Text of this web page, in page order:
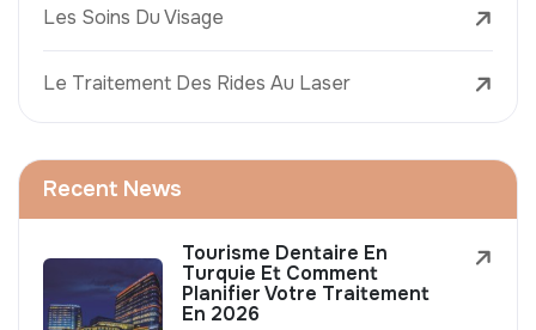
Les Soins Du Visage
Le Traitement Des Rides Au Laser
Recent News
Tourisme Dentaire En
Turquie Et Comment
Planifier Votre Traitement
En 2026